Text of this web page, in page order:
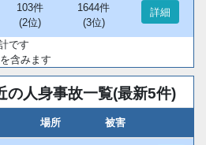
103件
(2位)
1644件
(3位)
詳細
です
含みます
の人身事故一覧(最新5件)
場所 被害